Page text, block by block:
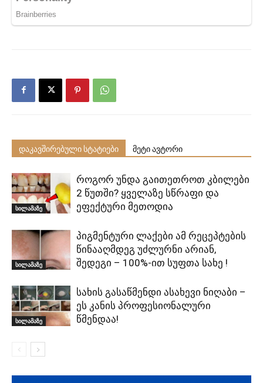
დაკავშირებული სტატიები მეტი ავტორი
სილამაზე
როგორ უნდა გაითეთროთ კბილები
2 წუთში? ყველაზე სწრაფი და
ეფექტური მეთოდია
სილამაზე
პიგმენტური ლაქები ამ რეცეპტების
წინააღმდეგ უძლურნი არიან,
შედეგი – 100%-ით სუფთა სახე !
სილამაზე
სახის გასაწმენდი ასახევი ნიღაბი –
ეს კანის პროფესიონალური
წმენდაა!